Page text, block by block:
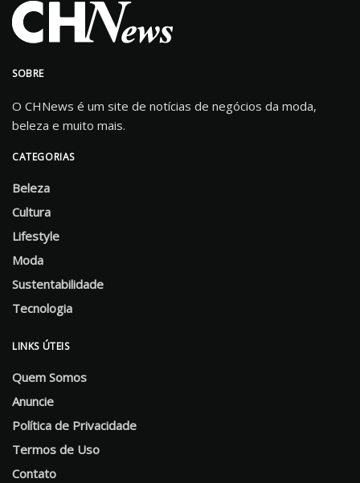
SOBRE
O CHNews é um site de notícias de negócios da moda,
beleza e muito mais.
CATEGORIAS
Beleza
Cultura
Lifestyle
Moda
Sustentabilidade
Tecnologia
LINKS ÚTEIS
Quem Somos
Anuncie
Política de Privacidade
Termos de Uso
Contato